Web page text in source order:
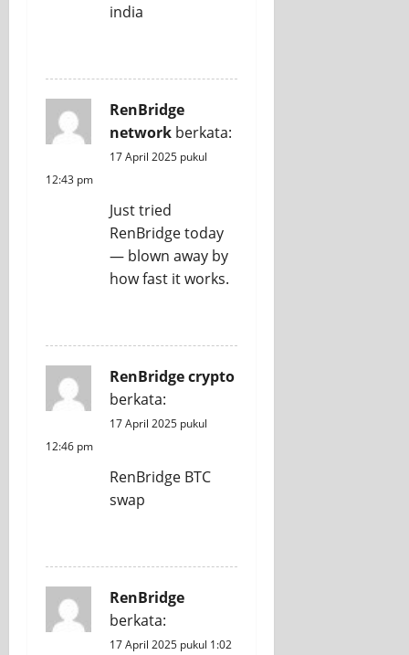
india
RenBridge
network berkata:
17 April 2025 pukul
12:43 pm
Just tried
RenBridge today
— blown away by
how fast it works.
RenBridge crypto
berkata:
17 April 2025 pukul
12:46 pm
RenBridge BTC
swap
RenBridge
berkata:
17 April 2025 pukul 1:02